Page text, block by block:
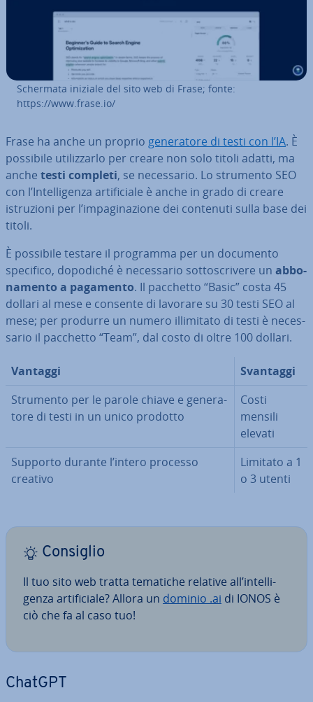
Schermata iniziale del sito web di Frase; fonte:
https://www.frase.io/
Frase ha anche un proprio ge­ne­ra­to­re di testi con l’IA. È
possibile uti­liz­zar­lo per creare non solo titoli adatti, ma
anche testi completi, se ne­ces­sa­rio. Lo strumento SEO
con l’In­tel­li­gen­za ar­ti­fi­cia­le è anche in grado di creare
istru­zio­ni per l’im­pa­gi­na­zio­ne dei contenuti sulla base dei
titoli.
È possibile testare il programma per un documento
specifico, dopodiché è ne­ces­sa­rio sot­to­scri­ve­re un ab­bo­
na­men­to a pagamento. Il pacchetto “Basic” costa 45
dollari al mese e consente di lavorare su 30 testi SEO al
mese; per produrre un numero il­li­mi­ta­to di testi è ne­ces­
sa­rio il pacchetto “Team”, dal costo di oltre 100 dollari.
Vantaggi
Svantaggi
Strumento per le parole chiave e ge­ne­ra­
to­re di testi in un unico prodotto
Costi
mensili
elevati
Supporto durante l’intero processo
creativo
Limitato a 1
o 3 utenti
Consiglio
Il tuo sito web tratta tematiche relative all’in­tel­li­
gen­za ar­ti­fi­cia­le? Allora un dominio .ai di IONOS è
ciò che fa al caso tuo!
ChatGPT